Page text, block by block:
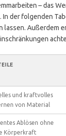
– das
der folgenden
Außerdem
und kraftvolles
von Material
Ablösen ohne
Körperkraft